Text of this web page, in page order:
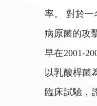
率。 對於一
病原菌的攻
早在2001-
以乳酸桿菌
臨床試驗，